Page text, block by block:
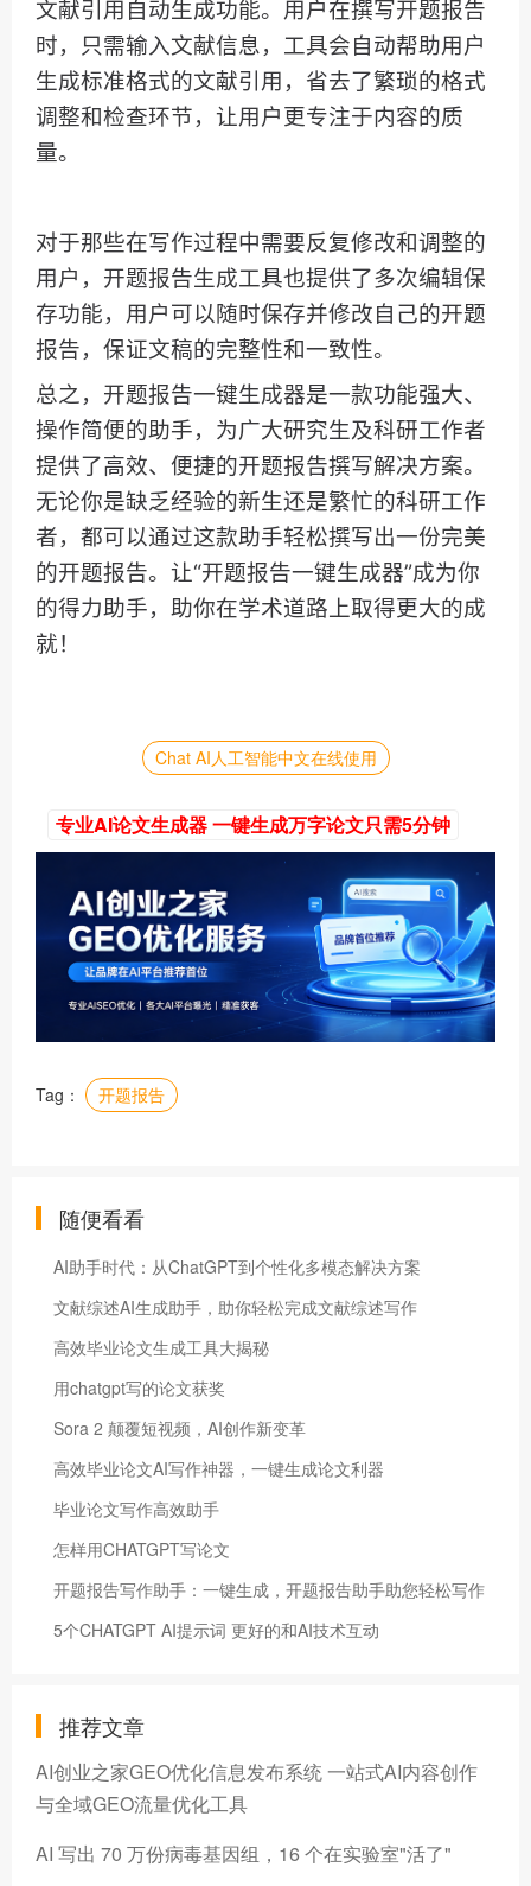
文献引用自动生成功能。用户在撰写开题报告
时，只需输入文献信息，工具会自动帮助用户
生成标准格式的文献引用，省去了繁琐的格式
调整和检查环节，让用户更专注于内容的质
量。
对于那些在写作过程中需要反复修改和调整的
用户，开题报告生成工具也提供了多次编辑保
存功能，用户可以随时保存并修改自己的开题
报告，保证文稿的完整性和一致性。
总之，开题报告一键生成器是一款功能强大、
操作简便的助手，为广大研究生及科研工作者
提供了高效、便捷的开题报告撰写解决方案。
无论你是缺乏经验的新生还是繁忙的科研工作
者，都可以通过这款助手轻松撰写出一份完美
的开题报告。让“开题报告一键生成器”成为你
的得力助手，助你在学术道路上取得更大的成
就！
Chat AI人工智能中文在线使用
专业AI论文生成器 一键生成万字论文只需5分钟
Tag： 开题报告
随便看看
AI助手时代：从ChatGPT到个性化多模态解决方案
文献综述AI生成助手，助你轻松完成文献综述写作
高效毕业论文生成工具大揭秘
用chatgpt写的论文获奖
Sora 2 颠覆短视频，AI创作新变革
高效毕业论文AI写作神器，一键生成论文利器
毕业论文写作高效助手
怎样用CHATGPT写论文
开题报告写作助手：一键生成，开题报告助手助您轻松写作
5个CHATGPT AI提示词 更好的和AI技术互动
推荐文章
AI创业之家GEO优化信息发布系统 一站式AI内容创作
与全域GEO流量优化工具
AI 写出 70 万份病毒基因组，16 个在实验室"活了"